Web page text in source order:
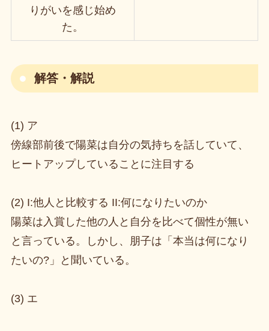
りがいを感じ始め
た。
解答・解説
(1) ア
傍線部前後で陽菜は自分の気持ちを話していて、
ヒートアップしていることに注目する
(2) I:他人と比較する II:何になりたいのか
陽菜は入賞した他の人と自分を比べて個性が無い
と言っている。しかし、朋子は「本当は何になり
たいの?」と聞いている。
(3) エ